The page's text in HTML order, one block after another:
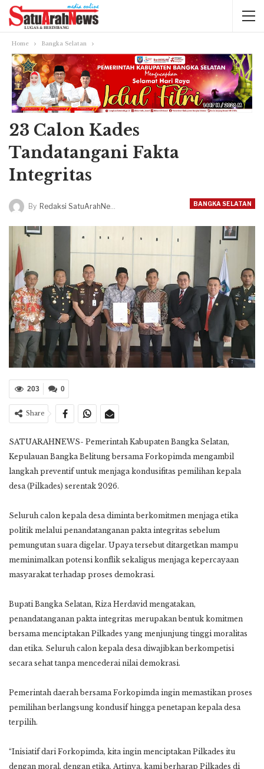
Home Bangka Selatan
23 Calon Kades
Tandatangani Fakta
Integritas
BANGKA SELATAN
By Redaksi SatuArahNews
0
203
Share
SATUARAHNEWS- Pemerintah Kabupaten Bangka Selatan,
Kepulauan Bangka Belitung bersama Forkopimda mengambil
langkah preventif untuk menjaga kondusifitas pemilihan kepala
desa (Pilkades) serentak 2026.
Seluruh calon kepala desa diminta berkomitmen menjaga etika
politik melalui penandatanganan pakta integritas sebelum
pemungutan suara digelar. Upaya tersebut ditargetkan mampu
meminimalkan potensi konflik sekaligus menjaga kepercayaan
masyarakat terhadap proses demokrasi.
Bupati Bangka Selatan, Riza Herdavid mengatakan,
penandatanganan pakta integritas merupakan bentuk komitmen
bersama menciptakan Pilkades yang menjunjung tinggi moralitas
dan etika. Seluruh calon kepala desa diwajibkan berkompetisi
secara sehat tanpa mencederai nilai demokrasi.
Pemerintah daerah bersama Forkopimda ingin memastikan proses
pemilihan berlangsung kondusif hingga penetapan kepala desa
terpilih.
“Inisiatif dari Forkopimda, kita ingin menciptakan Pilkades itu
dengan moral, dengan etika. Artinya, kami berharap Pilkades di